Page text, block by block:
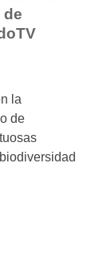
de
la
de